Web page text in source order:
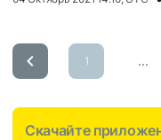
1 ...
Скачайте